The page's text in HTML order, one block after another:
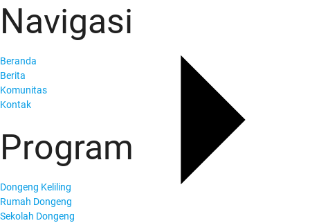
Navigasi
Beranda
Berita
Komunitas
Kontak
Program
Dongeng Keliling
Rumah Dongeng
Sekolah Dongeng